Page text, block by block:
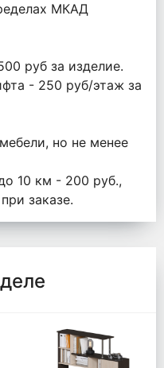
МКАД
руб за изделие.
- 250 руб/этаж за
но не менее
10 км - 200 руб.,
заказе.